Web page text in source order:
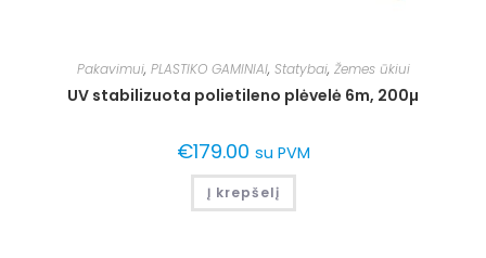
Pakavimui, PLASTIKO GAMINIAI, Statybai, Žemes ūkiui
UV stabilizuota polietileno plėvelė 6m, 200µ
€179.00 su PVM
Į krepšelį